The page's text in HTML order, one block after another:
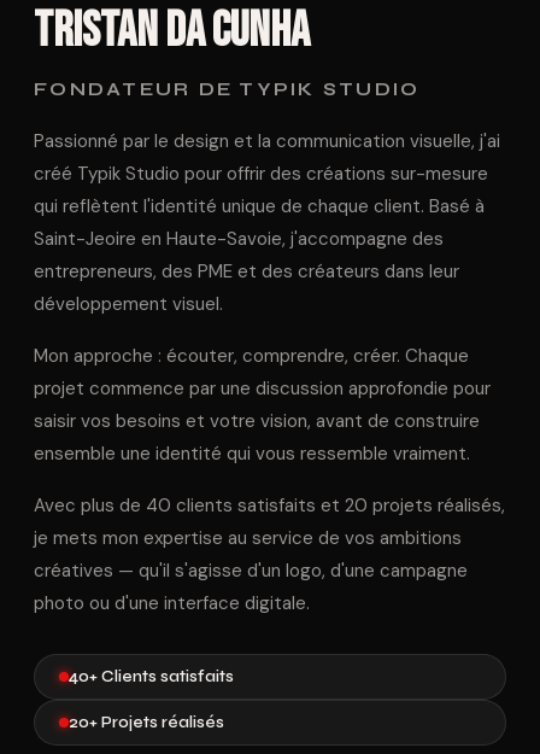
Tristan DA CUNHA
FONDATEUR DE TYPIK STUDIO
Passionné par le design et la communication visuelle, j'ai
créé Typik Studio pour offrir des créations sur-mesure
qui reflètent l'identité unique de chaque client. Basé à
Saint-Jeoire en Haute-Savoie, j'accompagne des
entrepreneurs, des PME et des créateurs dans leur
développement visuel.
Mon approche : écouter, comprendre, créer. Chaque
projet commence par une discussion approfondie pour
saisir vos besoins et votre vision, avant de construire
ensemble une identité qui vous ressemble vraiment.
Avec plus de 40 clients satisfaits et 20 projets réalisés,
je mets mon expertise au service de vos ambitions
créatives — qu'il s'agisse d'un logo, d'une campagne
photo ou d'une interface digitale.
40+ Clients satisfaits
20+ Projets réalisés